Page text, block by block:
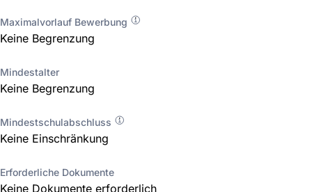
Maximalvorlauf Bewerbung
Keine Begrenzung
Mindestalter
Keine Begrenzung
Mindestschulabschluss
Keine Einschränkung
Erforderliche Dokumente
Keine Dokumente erforderlich